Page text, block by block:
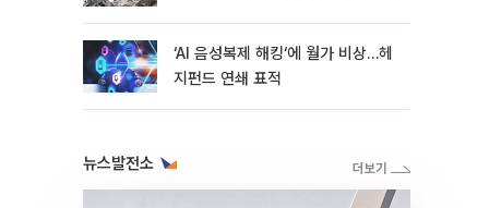
‘AI 음성복제 해킹‘에 월가 비상…헤
지펀드 연쇄 표적
뉴스발전소